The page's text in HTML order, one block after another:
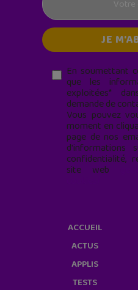
En soumettant
que les
exploitées*
demande de
Vous pouvez
moment en
page de nos
d'informations
confidentialité,
site web
ACCUEIL
ACTUS
APPLIS
TESTS